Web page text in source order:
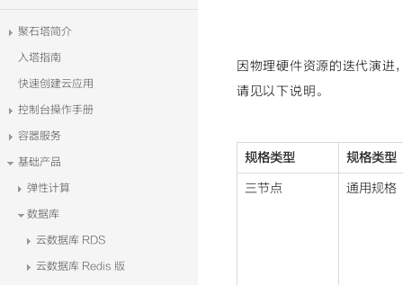
流量充值档位查询
流量充值结果查询
聚石塔简介
入塔指南
快速创建云应用
控制台操作手册
容器服务
基础产品
弹性计算
数据库
云数据库 RDS
云数据库 Redis 版
因物理硬件资源的迭代演
请见以下说明。
规格类型 规格类型
三节点 通用规格